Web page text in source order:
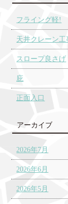
フライング軽!
天井クレーン工
スロープ良さげ
庇
正面入口
アーカイブ
2026年7月
2026年6月
2026年5月